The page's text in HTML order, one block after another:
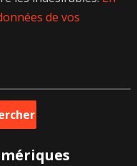
de vos